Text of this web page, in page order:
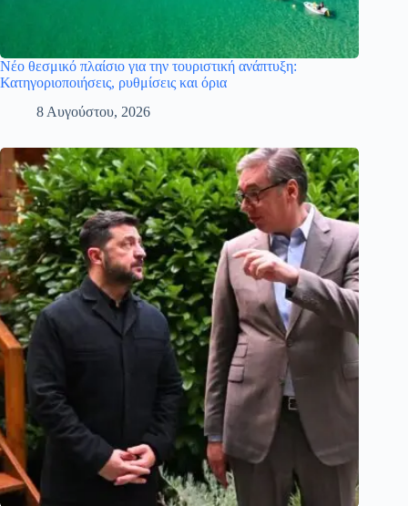
Νέο θεσμικό πλαίσιο για την τουριστική ανάπτυξη:
Κατηγοριοποιήσεις, ρυθμίσεις και όρια
8 Αυγούστου, 2026